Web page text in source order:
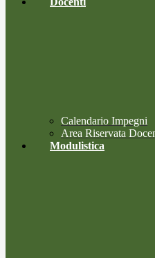
Calendario Impegni
Area Riservata
Modulistica